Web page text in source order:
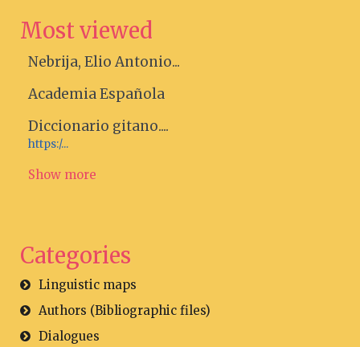
Most viewed
Nebrija, Elio Antonio...
Academia Española
Diccionario gitano....
https:/...
Show more
Categories
Linguistic maps
Authors (Bibliographic files)
Dialogues